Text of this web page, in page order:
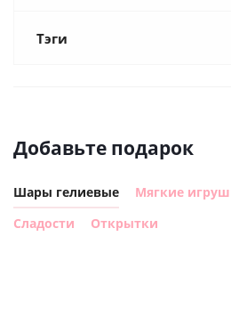
Тэги
Добавьте подарок
Шары гелиевые Мягкие
Сладости
Открытки